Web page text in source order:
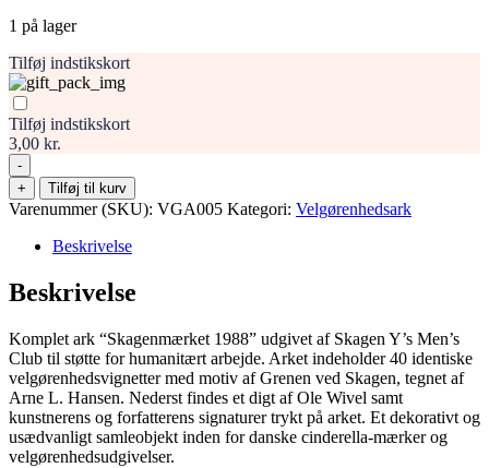
1 på lager
Tilføj indstikskort
Tilføj indstikskort
3,00 kr.
-
Skagenmærket
1988
komplet
med
40
antal
+ Tilføj til kurv
Varenummer (SKU): VGA005 Kategori: Velgørenhedsark
Beskrivelse
Beskrivelse
Komplet ark “Skagenmærket 1988” udgivet af Skagen Y’s Men’s
Club til støtte for humanitært arbejde. Arket indeholder 40 identiske
velgørenhedsvignetter med motiv af Grenen ved Skagen, tegnet af
Arne L. Hansen. Nederst findes et digt af Ole Wivel samt
kunstnerens og forfatterens signaturer trykt på arket. Et dekorativt og
usædvanligt samleobjekt inden for danske cinderella-mærker og
velgørenhedsudgivelser.